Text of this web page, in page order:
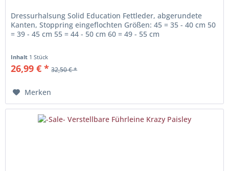
Dressurhalsung Solid Education Fettleder, abgerundete
Kanten, Stoppring eingeflochten Größen: 45 = 35 - 40 cm 50
= 39 - 45 cm 55 = 44 - 50 cm 60 = 49 - 55 cm
Inhalt 1 Stück
26,99 € * 32,50 € *
Merken